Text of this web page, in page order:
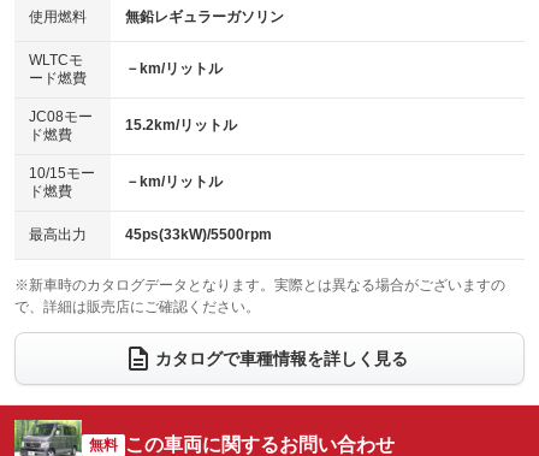
100V電源
：装備なし
センターデフロック
：装備なし
電動格納ミラー
：装備あり
バックカメラ
：装備なし
エアロ
：装備なし
：装備なし
パワーシート
ベンチシート
：装備なし
チップアップシート
：装備なし
：装備なし ：装備なし
ウォークスルー
：装備なし
電動リアゲート フロントカメラ
：装備なし
：装備なし ：装備なし
サイドカメラ
：装備なし ルーフレール
：装備なし
使用燃料 無鉛レギュラーガソリン
WLTCモ
ード燃費
－km/リットル
JC08モー
ド燃費
15.2km/リットル
10/15モー
ド燃費
－km/リットル
最高出力 45ps(33kW)/5500rpm
※新車時のカタログデータとなります。実際とは異なる場合がございますの
で、詳細は販売店にご確認ください。
カタログで車種情報を詳しく見る
無料 この車両に関するお問い合わせ